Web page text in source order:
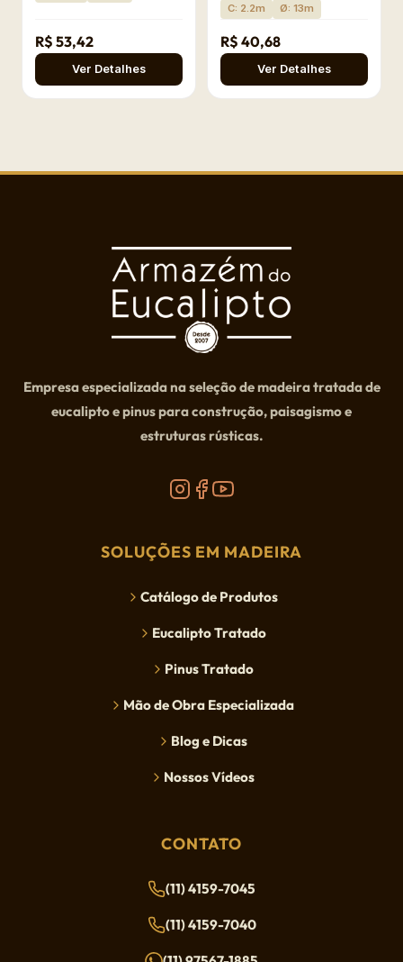
R$ 53,42
Ver Detalhes
C: 2.2m Ø: 13m
R$ 40,68
Ver Detalhes
Empresa especializada na seleção de madeira tratada de
eucalipto e pinus para construção, paisagismo e
estruturas rústicas.
SOLUÇÕES EM MADEIRA
Catálogo de Produtos
Eucalipto Tratado
Pinus Tratado
Mão de Obra Especializada
Blog e Dicas
Nossos Vídeos
CONTATO
(11) 4159-7045
(11) 4159-7040